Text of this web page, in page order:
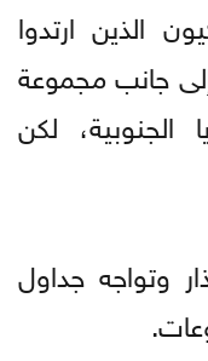
الذين ارتدوا
جانب مجموعة
لكن
وتواجه جداول